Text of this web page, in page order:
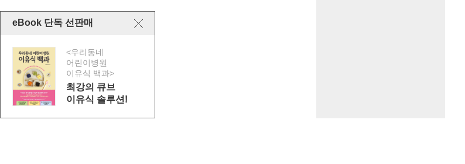
eBook 단독 선판매
<우리동네
어린이병원
이유식 백과>
최강의 큐브
이유식 솔루션!